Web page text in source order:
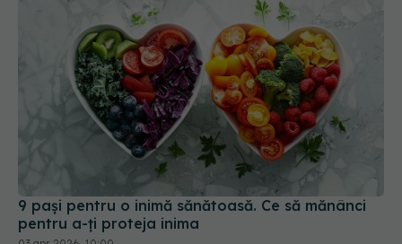
9 pași pentru o inimă sănătoasă. Ce să mănânci
pentru a-ți proteja inima
03 apr 2026, 10:00